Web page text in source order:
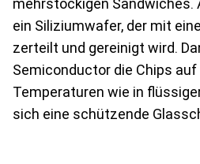
mehrstöckigen
ein Siliziumwafer, der mit
zerteilt und gereinigt wird.
Semiconductor die Chips auf
Temperaturen wie in
sich eine schützende